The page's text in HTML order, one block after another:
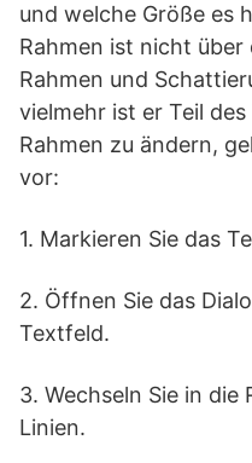
und welche Größe es
Rahmen ist nicht
Rahmen und
vielmehr ist er Teil
Rahmen zu ändern,
vor:
1. Markieren Sie das
2. Öffnen Sie das
Textfeld.
3. Wechseln Sie in
Linien.